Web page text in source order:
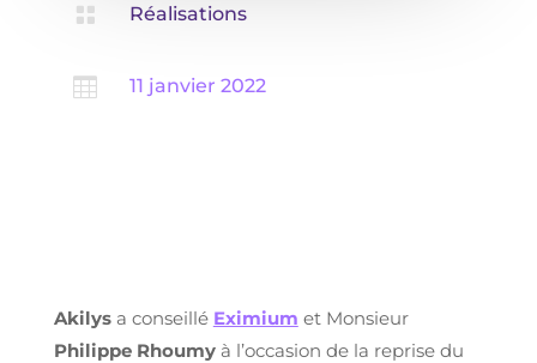
 Réalisations
 11 janvier 2022
Akilys a conseillé Eximium et Monsieur
Philippe Rhoumyà l’occasion de la reprise du